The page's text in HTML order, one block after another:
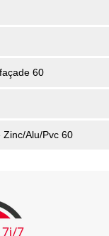
60
Alu/Pvc 60